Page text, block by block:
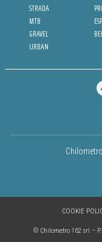
STRADA
MTB
GRAVEL
URBAN
© Chilometro 162 srl –
COOKIE